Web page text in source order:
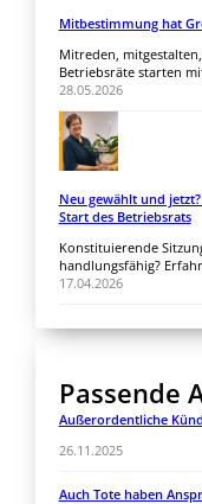
Mitbestimmung hat
Mitreden,
Betriebsräte starten
28.05.2026
Neu gewählt und
Start des Betriebsrats
Konstituierende
handlungsfähig?
17.04.2026
Passende
Außerordentliche
26.11.2025
Auch Tote haben